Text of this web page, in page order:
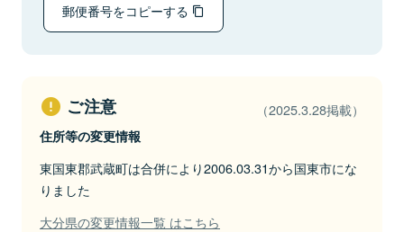
郵便番号をコピーする
ご注意 （2025.3.28掲載）
住所等の変更情報
東国東郡武蔵町は合併により2006.03.31から国東市にな
りました
大分県の変更情報一覧 はこちら